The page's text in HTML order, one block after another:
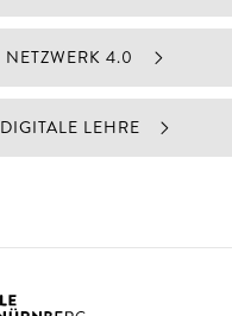
NETZWERK 4.0
DIGITALE LEHRE